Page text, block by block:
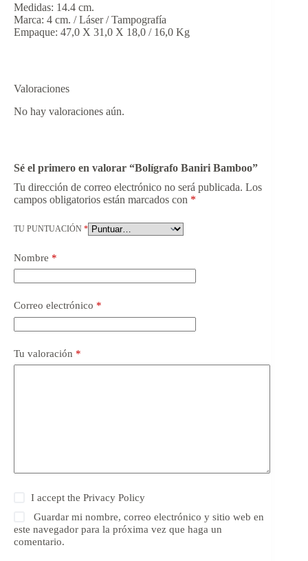
Medidas: 14.4 cm.
Marca: 4 cm. / Láser / Tampografía
Empaque: 47,0 X 31,0 X 18,0 / 16,0 Kg
Valoraciones
No hay valoraciones aún.
Sé el primero en valorar “Bolígrafo Baniri Bamboo”
Tu dirección de correo electrónico no será publicada. Los
campos obligatorios están marcados con *
TU PUNTUACIÓN *
Nombre *
Correo electrónico *
Tu valoración *
I accept thePrivacy Policy
Guardar mi nombre, correo electrónico y sitio web en
este navegador para la próxima vez que haga un
comentario.